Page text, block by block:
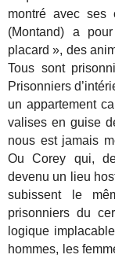
montré avec ses
(Montand) a
placard », des
Tous sont
Prisonniers
un appartement
valises en guise
nous est jamais
Ou Corey qui,
devenu un lieu
subissent le
prisonniers du
logique
hommes, les